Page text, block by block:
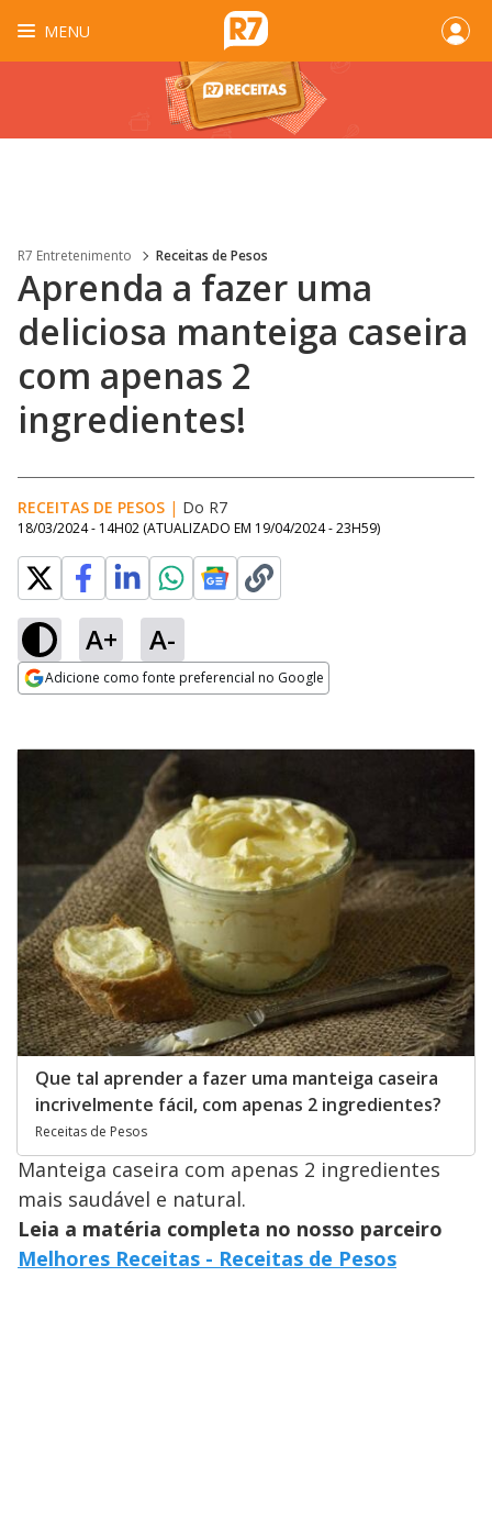
MENU
R7 Entretenimento Receitas de Pesos
Aprenda a fazer uma
deliciosa manteiga caseira
com apenas 2
ingredientes!
RECEITAS DE PESOS | Do R7
18/03/2024 - 14H02 (ATUALIZADO EM 19/04/2024 - 23H59)
A+ A-
Adicione como fonte preferencial no Google
Que tal aprender a fazer uma manteiga caseira
incrivelmente fácil, com apenas 2 ingredientes?
Receitas de Pesos
Manteiga caseira com apenas 2 ingredientes
mais saudável e natural.
Leia a matéria completa no nosso parceiro
Melhores Receitas - Receitas de Pesos